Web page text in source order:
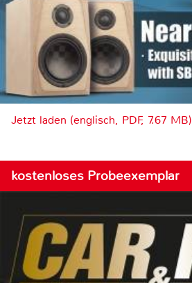
Jetzt laden (englisch, PDF, 7.67 MB)
kostenloses Probeexemplar